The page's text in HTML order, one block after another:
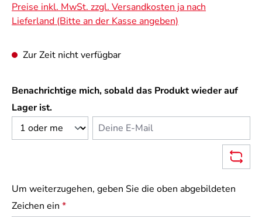
Preise inkl. MwSt. zzgl. Versandkosten ja nach
Lieferland (Bitte an der Kasse angeben)
Zur Zeit nicht verfügbar
Benachrichtige mich, sobald das Produkt wieder auf
Lager ist.
Deine E-Mail
Um weiterzugehen, geben Sie die oben abgebildeten
Zeichen ein *